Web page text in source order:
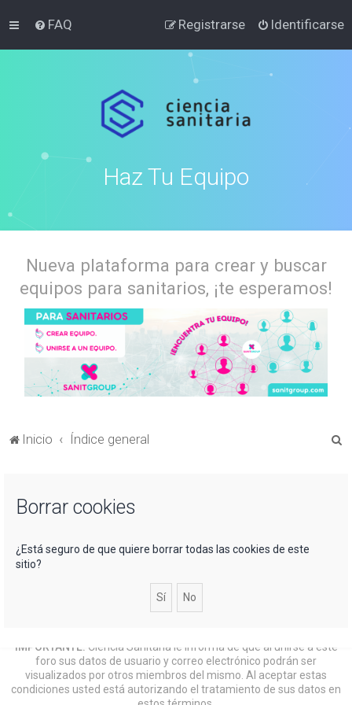
FAQ Identificarse
Registrarse
Haz Tu Equipo
Nueva plataforma para crear y buscar
equipos para sanitarios, ¡te esperamos!
Inicio Índice general
Borrar cookies
¿Está seguro de que quiere borrar todas las cookies de este
sitio?
IMPORTANTE: Ciencia Sanitaria le informa de que al unirse a este
foro sus datos de usuario y correo electrónico podrán ser
visualizados por otros miembros del mismo. Al aceptar estas
condiciones usted está autorizando el tratamiento de sus datos en